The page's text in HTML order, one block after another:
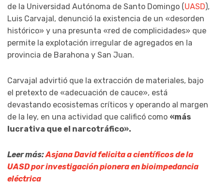
de la Universidad Autónoma de Santo Domingo (UASD),
Luis Carvajal, denunció la existencia de un «desorden
histórico» y una presunta «red de complicidades» que
permite la explotación irregular de agregados en la
provincia de Barahona y San Juan.
Carvajal advirtió que la extracción de materiales, bajo
el pretexto de «adecuación de cauce», está
devastando ecosistemas críticos y operando al margen
de la ley, en una actividad que calificó como «más
lucrativa que el narcotráfico».
Leer más:Asjana David felicita a científicos de la
UASD por investigación pionera en bioimpedancia
eléctrica